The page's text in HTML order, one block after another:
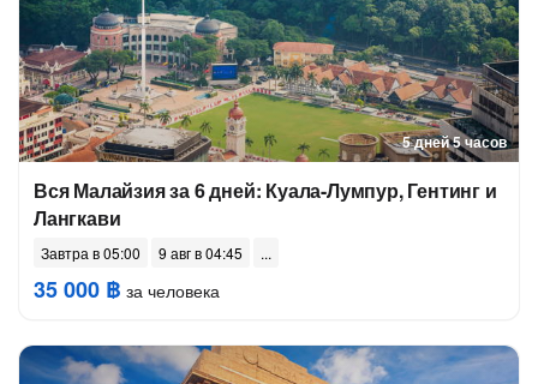
5 дней 5 часов
Вся Малайзия за 6 дней: Куала-Лумпур, Гентинг и
Лангкави
Завтра в 05:00 9 авг в 04:45
35 000 ฿ за человека